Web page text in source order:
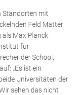
Standorten mit
Feld Matter
als Max Planck
für
der School,
„Es ist ein
Universitäten der
sehen das nicht